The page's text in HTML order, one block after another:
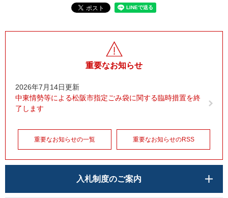
重要なお知らせ
2026年7月14日更新
中東情勢等による松阪市指定ごみ袋に関する臨時措置を終
了します
重要なお知らせの一覧 重要なお知らせのRSS
入札制度のご案内